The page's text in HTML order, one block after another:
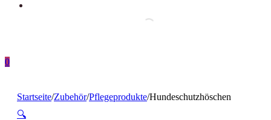
0
Startseite/Zubehör/Pflegeprodukte/Hundeschutzhöschen
🔍